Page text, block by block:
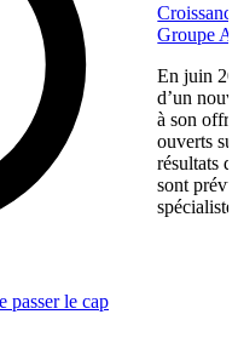
passer le cap
Groupe
En juin
d’un
à son
ouverts
résultats
sont